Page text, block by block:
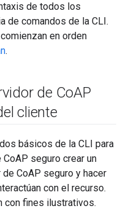
de todos los
de comandos de la CLI.
en orden
.
de CoAP
cliente
básicos de la CLI para
seguro crear un
CoAP seguro y hacer
con el recurso.
con fines ilustrativos.